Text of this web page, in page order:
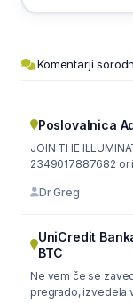
Komentarji
Poslovalnica
JOIN THE
2349017887682 or
Dr Greg
UniCredit
BTC
Ne vem če se zavedate da sem med cakanjem za
pregrado, izvedela